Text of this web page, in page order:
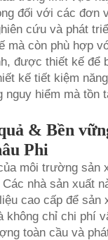
đối với các đơn
cứu và phát
mà còn phù hợp
được thiết kế để
kế tiết kiệm
hiểm mà tồn
& Bền
Phi
môi trường sản
nhà sản xuất
cao cấp để
không chỉ chi phí
toàn cầu và